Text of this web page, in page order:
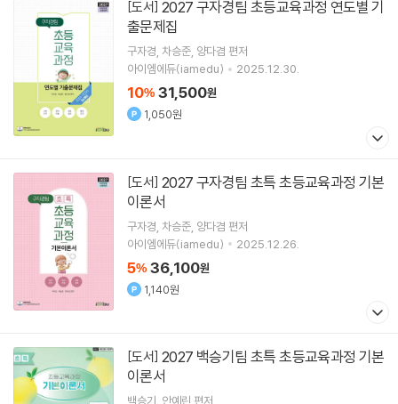
[도서]
출문제집
구자경 차승준 양다겸 편저
아이엠에듀(iamedu)
2025.12.30.
10% 31,500원
1,050원
[도서]
이론서
구자경 차승준 양다겸 편저
아이엠에듀(iamedu)
2025.12.26.
5% 36,100원
1,140원
[도서]
이론서
백승기 안예린 편저